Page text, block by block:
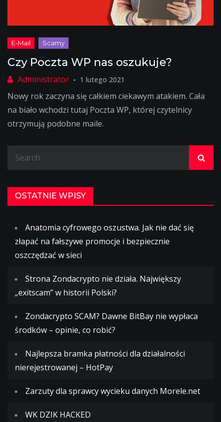
Czy Poczta WP nas oszukuje?
1 lutego 2021
Nowy rok zaczyna się całkiem ciekawym atakiem. Cała
na biało wchodzi tutaj Poczta WP, której czytelnicy
otrzymują podobne maile.
OSTATNIE WPISY
Anatomia cyfrowego oszustwa. Jak nie dać się
złapać na fałszywe promocje i bezpiecznie
oszczędzać w sieci
Strona Zondacrypto nie działa. Największy
„exitscam” w historii Polski?
Zondacrypto SCAM? Dawne BitBay nie wypłaca
środków – opinie, co robić?
Najlepsza bramka płatności dla działalności
nierejestrowanej – HotPay
Zarzuty dla sprawcy wycieku danych Morele.net
WK DZIK HACKED